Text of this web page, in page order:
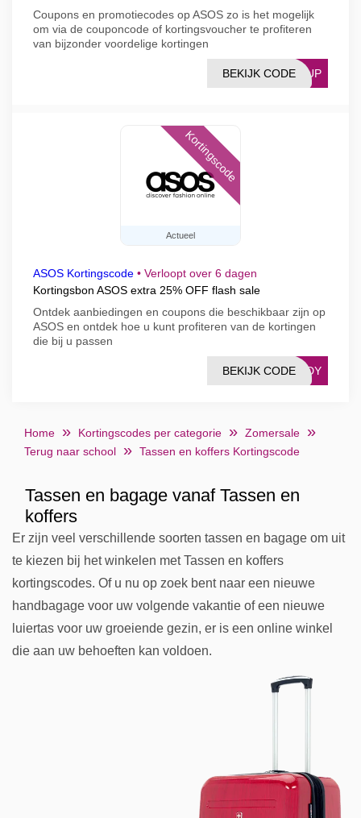
Coupons en promotiecodes op ASOS zo is het mogelijk
om via de couponcode of kortingsvoucher te profiteren
van bijzonder voordelige kortingen
RMUP
BEKIJK CODE
Actueel
Kortingscode
ASOS Kortingscode • Verloopt over 6 dagen
Kortingsbon ASOS extra 25% OFF flash sale
Ontdek aanbiedingen en coupons die beschikbaar zijn op
ASOS en ontdek hoe u kunt profiteren van de kortingen
die bij u passen
EEDY
BEKIJK CODE
Home Kortingscodes per categorie
Zomersale
Terug naar school
Tassen en koffers Kortingscode
Tassen en bagage vanaf Tassen en
koffers
Er zijn veel verschillende soorten tassen en bagage om uit
te kiezen bij het winkelen met Tassen en koffers
kortingscodes. Of u nu op zoek bent naar een nieuwe
handbagage voor uw volgende vakantie of een nieuwe
luiertas voor uw groeiende gezin, er is een online winkel
die aan uw behoeften kan voldoen.